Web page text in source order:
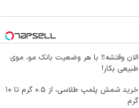
الان وقتشه‼️ با هر وضعیت بانک مو، موی
طبیعی بکار!
خرید شمش پلمپ طلاسی، از ۰.۵ گرم تا ۱۰
گرم